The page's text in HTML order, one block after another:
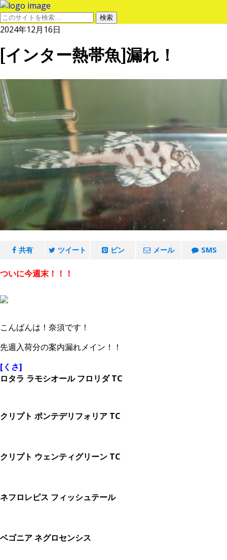
2024年12月16日
[インター熱帯魚]漏れ！
共有 ツイート ピン メール SMS
ついに今週末！！！
こんばんは！奈須です！
先週入荷分の案内漏れメイン！！
[くさ]
ロタラ ラモシオール フロリダ TC
クリプト ポンテデリフォリア TC
クリプト ウェンティグリーン TC
ネフロレピス フィッシュテール
ベゴニア ネグロセンシス